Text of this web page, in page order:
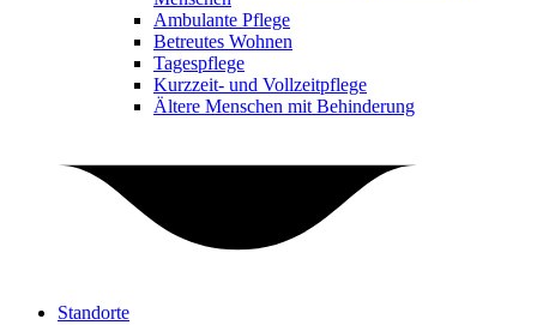
Ambulante Pflege
Betreutes Wohnen
Tagespflege
Kurzzeit- und Vollzeitpflege
Ältere Menschen mit Behinderung
Standorte